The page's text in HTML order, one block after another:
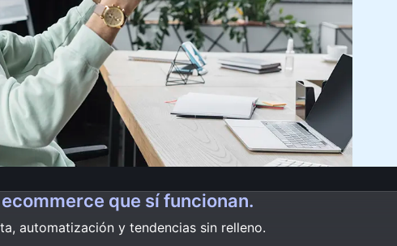
que sí funcionan.
automatización y tendencias sin relleno.